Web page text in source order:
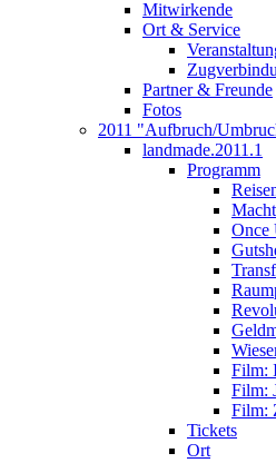
Mitwirkende
Ort & Service
Partner & Freunde
Fotos
2011 "Aufbruch/
landmade.2011.1
Programm
Once
Film:
Film:
Film:
Tickets
Ort